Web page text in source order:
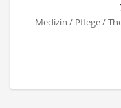
Medizin / Pflege /